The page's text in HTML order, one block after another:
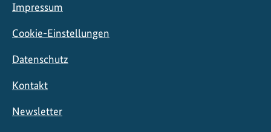
Impressum
Cookie-Einstellungen
Datenschutz
Kontakt
Newsletter